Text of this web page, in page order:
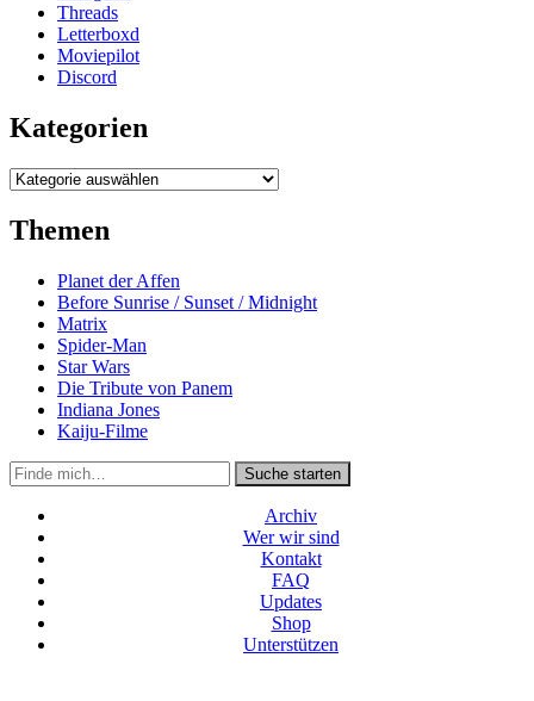
Threads
Letterboxd
Moviepilot
Discord
Kategorien
Kategorien
Themen
Planet der Affen
Before Sunrise / Sunset / Midnight
Matrix
Spider-Man
Star Wars
Die Tribute von Panem
Indiana Jones
Kaiju-Filme
Suche
in
https://secondunit-
podcast.de/
Suche starten
Archiv
Wer wir sind
Kontakt
FAQ
Updates
Shop
Unterstützen